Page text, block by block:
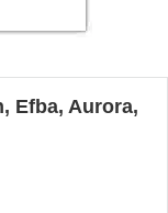
Efba, Aurora,